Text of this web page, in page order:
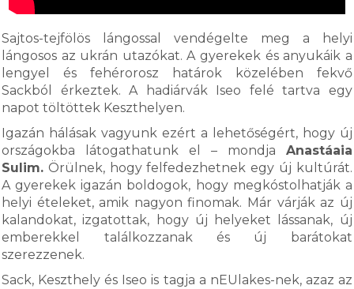
Sajtos-tejfölös lángossal vendégelte meg a helyi
lángosos az ukrán utazókat. A gyerekek és anyukáik a
lengyel és fehérorosz határok közelében fekvő
Sackból érkeztek. A hadiárvák Iseo felé tartva egy
napot töltöttek Keszthelyen.
Igazán hálásak vagyunk ezért a lehetőségért, hogy új
országokba látogathatunk el – mondja Anastáaia
Sulim. Örülnek, hogy felfedezhetnek egy új kultúrát.
A gyerekek igazán boldogok, hogy megkóstolhatják a
helyi ételeket, amik nagyon finomak. Már várják az új
kalandokat, izgatottak, hogy új helyeket lássanak, új
emberekkel találkozzanak és új barátokat
szerezzenek.
Sack, Keszthely és Iseo is tagja a nEUlakes-nek, azaz az